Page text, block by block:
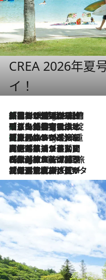
CREA 2026年夏
イ！
1 Hour Ago
「荷物が増えるほど旅ストレスは増す」美容ジャーナリストがたどり着いた最終結論。“化粧品を劇的に減らす”感動の凝縮美容とは
1 Hour Ago
「旅先には金髪ウィッグを持参」日本と同じメイクでは損してる!? 美容ジャーナリストが提案する“掟破りの旅美容”とは
1 Hour Ago
【厳選旅コスメ】「身軽さ＆UV対策重視！」ヘアアーティストshucoが選んだ夏旅ベストコスメを発表【Mサイズジップ】
2026.8.5
【厳選旅コスメ】国内をあちこち移動する河井菜摘が選んだ夏旅ベストコスメ発表！「リラックスアイテムはマスト」【Mサイズジップ】
2026.8.4
【厳選旅コスメ】「紫外線＆乾燥対策しながらメイク感も！」ヘア＆メイクGeorgeが選んだ夏旅ベストコスメを発表！【Mサイズジップ】
2026.8.3
【厳選旅コスメ】「保湿もタイパ重視！」“サウナ好き”タレント清水みさとが愛用する夏旅ベストコスメを発表！【Mサイズジップ】